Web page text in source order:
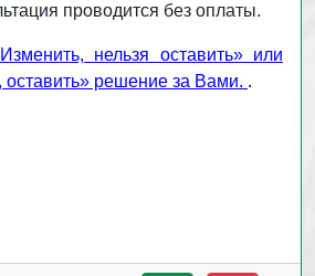
проводится без оплаты.
нельзя оставить» или
оставить» решение за Вами. .